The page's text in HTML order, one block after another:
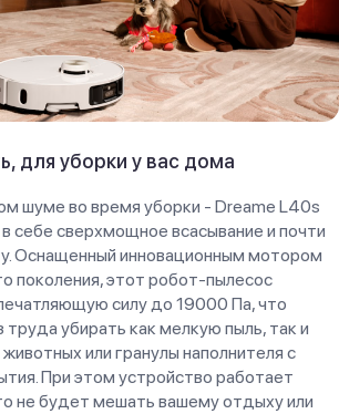
для уборки у вас дома
шуме во время уборки - Dreame L40s
себе сверхмощное всасывание и почти
Оснащенный инновационным мотором
поколения, этот робот-пылесос
силу до 19000 Па, что
убирать как мелкую пыль, так и
или гранулы наполнителя с
При этом устройство работает
не будет мешать вашему отдыху или